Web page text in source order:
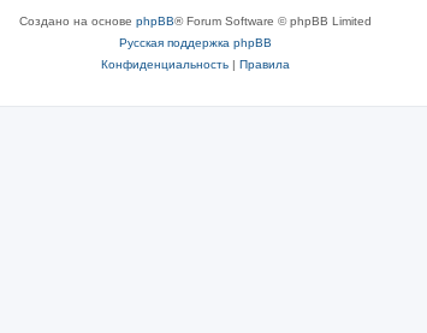
Создано на основе phpBB® Forum Software © phpBB Limited
Русская поддержка phpBB
Конфиденциальность| Правила